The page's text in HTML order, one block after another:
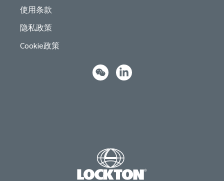
使用条款
隐私政策
Cookie政策